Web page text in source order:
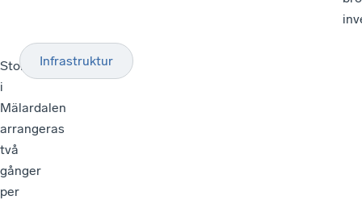
Storbolagsmöte
i
Mälardalen
arrangeras
två
gånger
per
Infrastruktur